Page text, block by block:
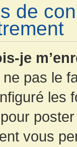
de
je
pas le
les
vous